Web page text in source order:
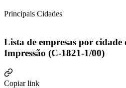
Principais Cidades
Lista de empresas por cidade
Impressão (C-1821-1/00)
Copiar link